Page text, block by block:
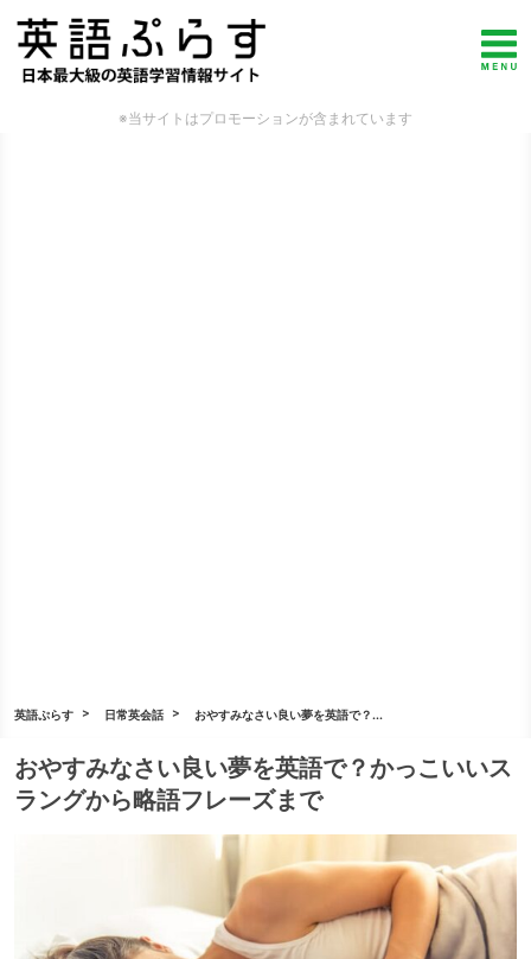
※当サイトはプロモーションが含まれています
英語ぷらす 日常英会話 おやすみなさい良い夢を英語で？...
おやすみなさい良い夢を英語で？かっこいいス
ラングから略語フレーズまで